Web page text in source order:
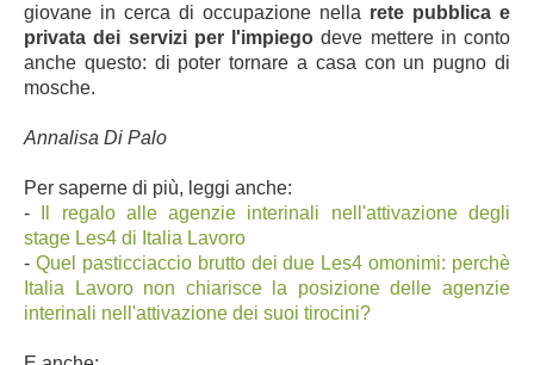
giovane in cerca di occupazione nella rete pubblica e
privata dei servizi per l'impiego deve mettere in conto
anche questo: di poter tornare a casa con un pugno di
mosche.
Annalisa Di Palo
Per saperne di più, leggi anche:
-
Il regalo alle agenzie interinali nell'attivazione degli
stage Les4 di Italia Lavoro
- Quel pasticciaccio brutto dei due Les4 omonimi: perchè
Italia Lavoro non chiarisce la posizione delle agenzie
interinali nell'attivazione dei suoi tirocini?